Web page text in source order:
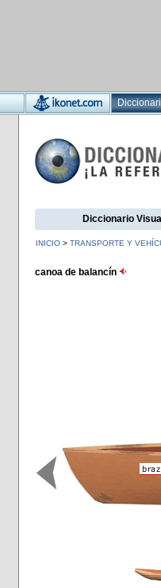
Diccionario Visual
INICIO > TRANSPORTE Y
canoa de balancín